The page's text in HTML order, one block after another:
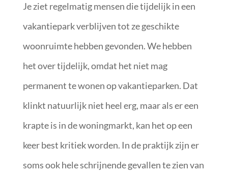
Je ziet regelmatig mensen die tijdelijk in een
vakantiepark verblijven tot ze geschikte
woonruimte hebben gevonden. We hebben
het over tijdelijk, omdat het niet mag
permanent te wonen op vakantieparken. Dat
klinkt natuurlijk niet heel erg, maar als er een
krapte is in de woningmarkt, kan het op een
keer best kritiek worden. In de praktijk zijn er
soms ook hele schrijnende gevallen te zien van